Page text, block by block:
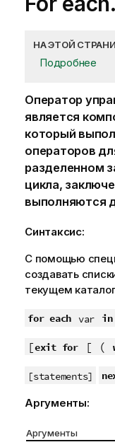
НА ЭТОЙ
Подробнее
Оператор
является
который
операторов
разделенном
цикла,
выполняются
Синтаксис:
С помощью
создавать
текущем
for each var in
[exit for[ (
[statements]
Аргументы:
Аргументы